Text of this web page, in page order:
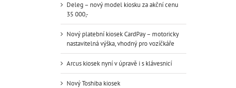
Deleg – nový model kiosku za akční cenu
35 000,-
Nový platební kiosek CardPay – motoricky
nastavitelná výška, vhodný pro vozíčkáře
Arcus kiosek nyní v úpravě i s klávesnicí
Nový Toshiba kiosek